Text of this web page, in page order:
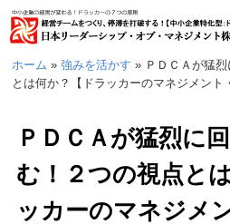
ホーム » 強みを活かす » ＰＤＣＡが猛
とは何か？【ドラッカーのマネジメント
ＰＤＣＡが猛烈に
む！２つの視点と
ッカーのマネジメ